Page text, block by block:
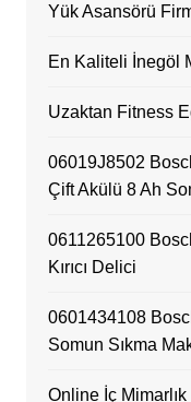
Yük Asansörü
En Kaliteli İnegöl
Uzaktan Fitness
06019J8502
Çift Akülü 8 Ah
0611265100
Kırıcı Delici
0601434108
Somun Sıkma
Online İç